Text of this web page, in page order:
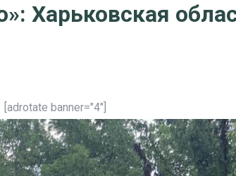
Харьковская
[adrotate banner="4"]